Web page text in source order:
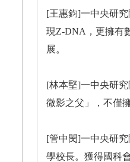
[王惠鈞]一中央研
現Z-DNA，更擁有
展。
[林本堅]一中央研
微影之父」，不僅
[管中閔]一中央研
學校長。獲得國科